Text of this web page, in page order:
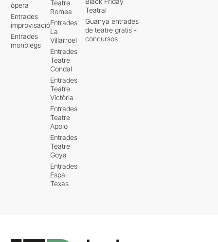
òpera
Entrades
improvisació
Entrades
monòlegs
Teatre
Romea
Entrades
La
Villarroel
Entrades
Teatre
Condal
Entrades
Teatre
Victòria
Entrades
Teatre
Apolo
Entrades
Teatre
Goya
Entrades
Espai
Texas
Teatral
Guanya entrades
de teatre gratis -
concursos